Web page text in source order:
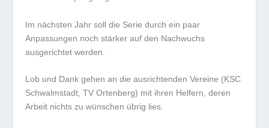
Im nächsten Jahr soll die Serie durch ein paar
Anpassungen noch stärker auf den Nachwuchs
ausgerichtet werden.
Lob und Dank gehen an die ausrichtenden Vereine (KSC
Schwalmstadt, TV Ortenberg) mit ihren Helfern, deren
Arbeit nichts zu wünschen übrig lies.